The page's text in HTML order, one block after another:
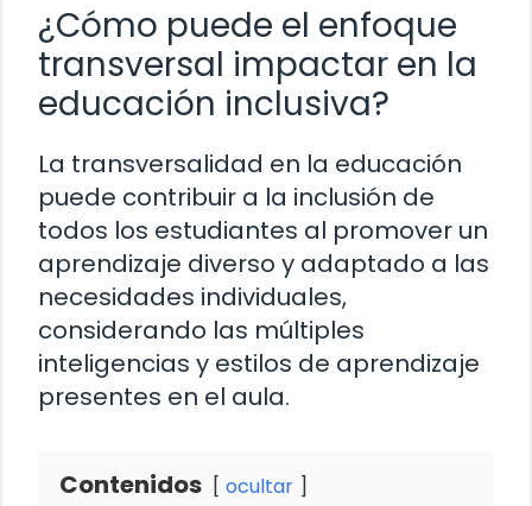
¿Cómo puede el enfoque
transversal impactar en la
educación inclusiva?
La transversalidad en la educación
puede contribuir a la inclusión de
todos los estudiantes al promover un
aprendizaje diverso y adaptado a las
necesidades individuales,
considerando las múltiples
inteligencias y estilos de aprendizaje
presentes en el aula.
Contenidos ocultar